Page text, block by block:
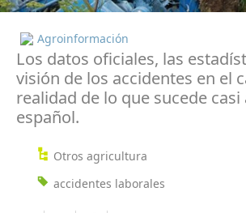
Agroinformación
Los datos oficiales, las
visión de los accidentes en el
realidad de lo que sucede
español.
Otros agricultura
accidentes laborales